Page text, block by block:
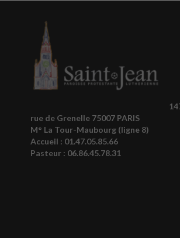
rue de Grenelle 75007 PARIS
M° La Tour-Maubourg (ligne 8)
Accueil : 01.47.05.85.66
Pasteur : 06.86.45.78.31